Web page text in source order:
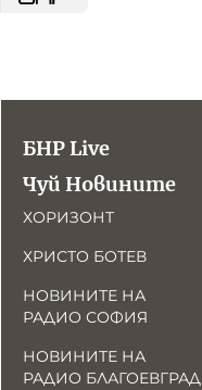
БНР Live
Чуй Новините
ХОРИЗОНТ
ХРИСТО БОТЕВ
НОВИНИТЕ НА
РАДИО СОФИЯ
НОВИНИТЕ НА
РАДИО БЛАГОЕВГРАД